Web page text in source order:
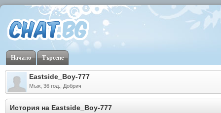
Начало Търсене
Eastside_Boy-777
Мъж, 36 год., Добрич
История на Eastside_Boy-777